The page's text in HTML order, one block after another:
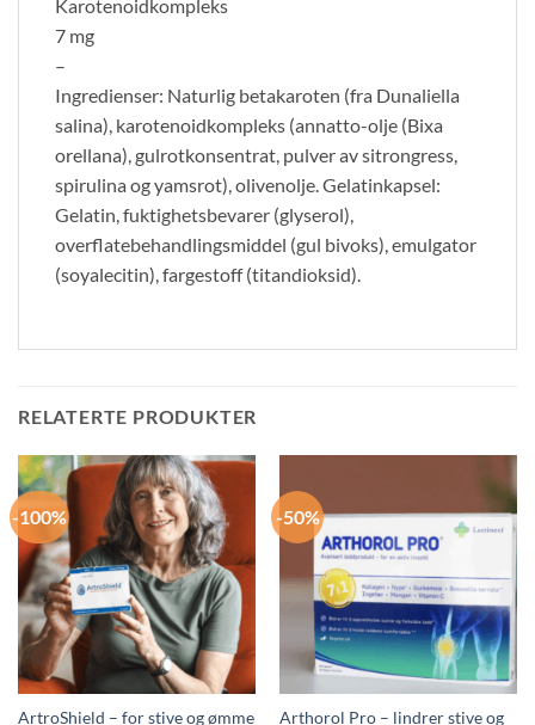
Karotenoidkompleks
7 mg
–
Ingredienser: Naturlig betakaroten (fra Dunaliella
salina), karotenoidkompleks (annatto-olje (Bixa
orellana), gulrotkonsentrat, pulver av sitrongress,
spirulina og yamsrot), olivenolje. Gelatinkapsel:
Gelatin, fuktighetsbevarer (glyserol),
overflatebehandlingsmiddel (gul bivoks), emulgator
(soyalecitin), fargestoff (titandioksid).
RELATERTE PRODUKTER
-100%
ArtroShield – for stive og ømme
-50%
Arthorol Pro – lindrer stive og